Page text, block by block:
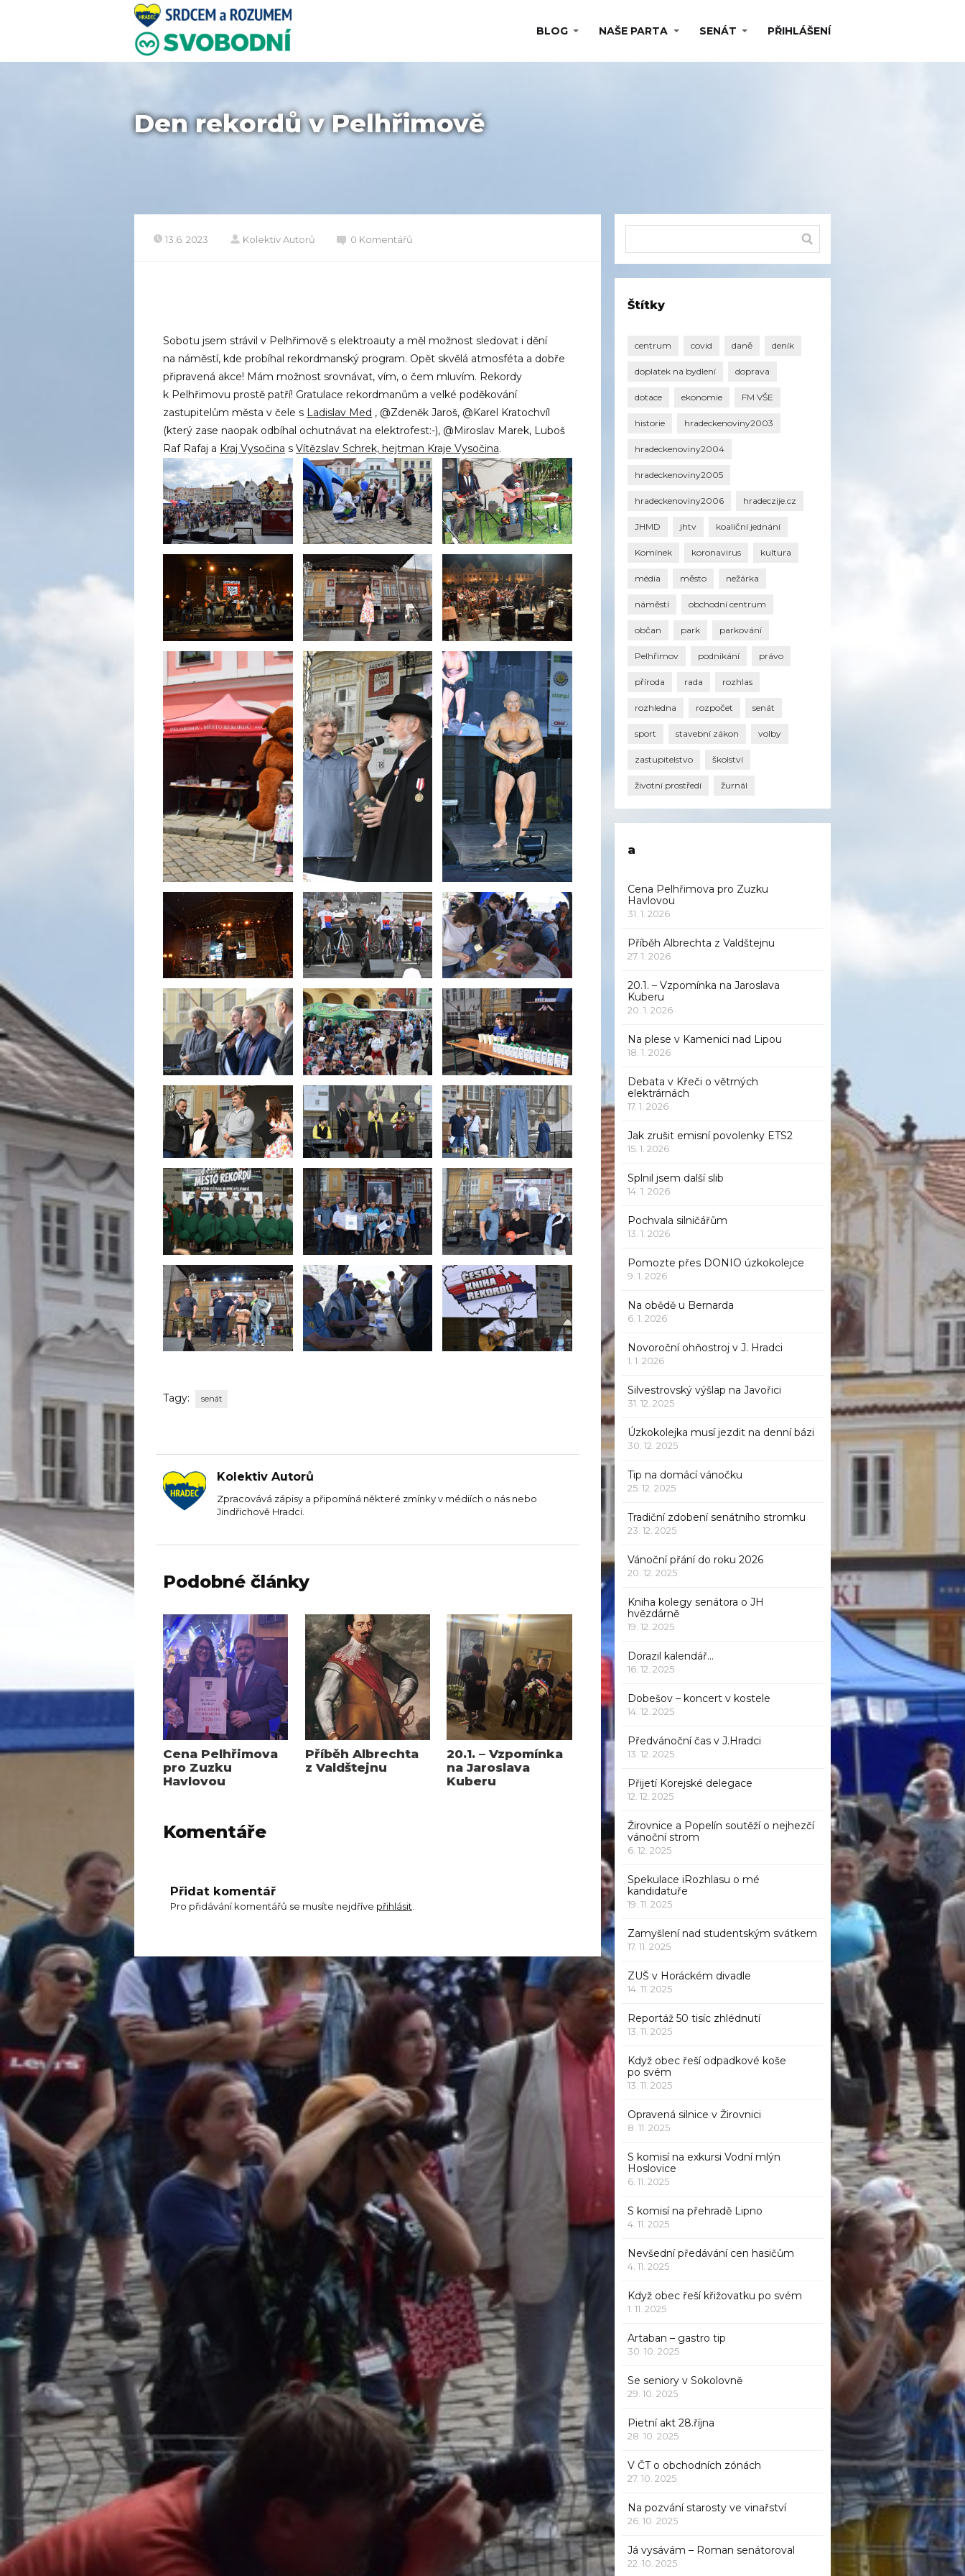
BLOG NAŠE PARTA SENÁT PŘIHLÁŠENÍ
Den rekordů v Pelhřimově
13.6. 2023 Kolektiv Autorů 0 Komentářů
Sobotu jsem strávil v Pelhřimově s elektroauty a měl možnost sledovat i dění
na náměstí, kde probíhal rekordmanský program. Opět skvělá atmosféta a dobře
připravená akce! Mám možnost srovnávat, vím, o čem mluvím. Rekordy
k Pelhřimovu prostě patří! Gratulace rekordmanům a velké poděkování
zastupitelům města v čele s Ladislav Med , @Zdeněk Jaroš, @Karel Kratochvíl
(který zase naopak odbíhal ochutnávat na elektrofest:-), @Miroslav Marek, Luboš
Raf Rafaj a Kraj Vysočina s Vítězslav Schrek, hejtman Kraje Vysočina.
Tagy: senát
Kolektiv Autorů
Zpracovává zápisy a připomíná některé zmínky v médiích o nás nebo
Jindřichově Hradci.
Podobné články
Cena Pelhřimova
pro Zuzku
Havlovou
Příběh Albrechta
z Valdštejnu
20.1. – Vzpomínka
na Jaroslava
Kuberu
Komentáře
Přidat komentář
Pro přidávání komentářů se musíte nejdříve přihlásit
Štítky
centrum covid daně deník
doplatek na bydlení doprava
dotace ekonomie FM VŠE
historie hradeckenoviny2003
hradeckenoviny2004
hradeckenoviny2005
hradeckenoviny2006 hradeczije.cz
JHMD jhtv koaliční jednání
Komínek koronavirus kultura
média město nežárka
náměstí obchodní centrum
občan park parkování
Pelhřimov podnikání právo
příroda rada rozhlas
rozhledna rozpočet senát
sport stavební zákon volby
zastupitelstvo školství
životní prostředí žurnál
a
Cena Pelhřimova pro Zuzku
Havlovou
31. 1. 2026
Příběh Albrechta z Valdštejnu
27. 1. 2026
20.1. – Vzpomínka na Jaroslava
Kuberu
20. 1. 2026
Na plese v Kamenici nad Lipou
18. 1. 2026
Debata v Křeči o větrných
elektrárnách
17. 1. 2026
Jak zrušit emisní povolenky ETS2
15. 1. 2026
Splnil jsem další slib
14. 1. 2026
Pochvala silničářům
13. 1. 2026
Pomozte přes DONIO úzkokolejce
9. 1. 2026
Na obědě u Bernarda
6. 1. 2026
Novoroční ohňostroj v J. Hradci
1. 1. 2026
Silvestrovský výšlap na Javořici
31. 12. 2025
Úzkokolejka musí jezdit na denní bázi
30. 12. 2025
Tip na domácí vánočku
25. 12. 2025
Tradiční zdobení senátního stromku
23. 12. 2025
Vánoční přání do roku 2026
20. 12. 2025
Kniha kolegy senátora o JH
hvězdárně
19. 12. 2025
Dorazil kalendář…
16. 12. 2025
Dobešov – koncert v kostele
14. 12. 2025
Předvánoční čas v J.Hradci
13. 12. 2025
Přijetí Korejské delegace
12. 12. 2025
Žirovnice a Popelín soutěží o nejhezčí
vánoční strom
6. 12. 2025
Spekulace iRozhlasu o mé
kandidatuře
19. 11. 2025
Zamyšlení nad studentským svátkem
17. 11. 2025
ZUŠ v Horáckém divadle
14. 11. 2025
Reportáž 50 tisíc zhlédnutí
13. 11. 2025
Když obec řeší odpadkové koše
po svém
13. 11. 2025
Opravená silnice v Žirovnici
8. 11. 2025
S komisí na exkursi Vodní mlýn
Hoslovice
6. 11. 2025
S komisí na přehradě Lipno
4. 11. 2025
Nevšední předávání cen hasičům
4. 11. 2025
Když obec řeší křižovatku po svém
1. 11. 2025
Artaban – gastro tip
30. 10. 2025
Se seniory v Sokolovně
29. 10. 2025
Pietní akt 28.října
28. 10. 2025
V ČT o obchodních zónách
27. 10. 2025
Na pozvání starosty ve vinařství
26. 10. 2025
Já vysávám – Roman senátoroval
22. 10. 2025